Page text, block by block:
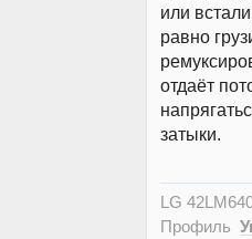
или
равно
отдаёт
затыки.
LG
Профиль